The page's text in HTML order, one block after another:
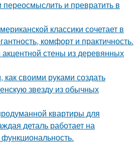
и превратить в
классики сочетает в
комфорт и практичность.
стены из деревянных
своими руками создать
звезду из обычных
квартиры для
деталь работает на